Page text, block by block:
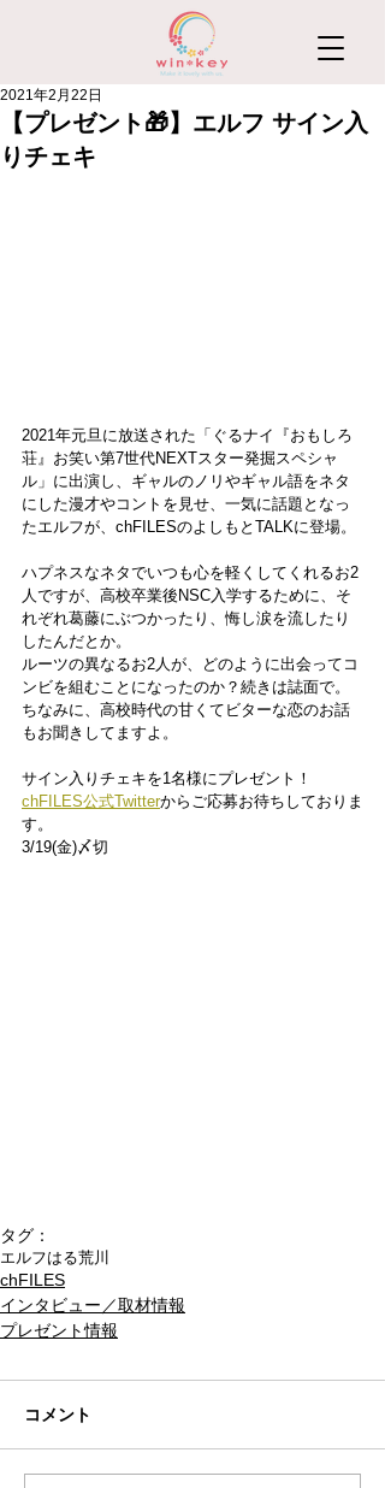
【プレゼント🎁】エルフ サイン入
りチェキ
2021年2月22日
2021年元旦に放送された「ぐるナイ『おもしろ
荘』お笑い第7世代NEXTスター発掘スペシャ
ル」に出演し、ギャルのノリやギャル語をネタ
にした漫才やコントを見せ、一気に話題となっ
たエルフが、chFILESのよしもとTALKに登場。
ハプネスなネタでいつも心を軽くしてくれるお2
人ですが、高校卒業後NSC入学するために、そ
れぞれ葛藤にぶつかったり、悔し涙を流したり
したんだとか。
ルーツの異なるお2人が、どのように出会ってコ
ンビを組むことになったのか？続きは誌面で。
ちなみに、高校時代の甘くてビターな恋のお話
もお聞きしてますよ。
サイン入りチェキを1名様にプレゼント！
chFILES公式Twitterからご応募お待ちしておりま
す。
3/19(金)〆切
タグ：
エルフはる荒川
chFILES
インタビュー／取材情報
プレゼント情報
コメント